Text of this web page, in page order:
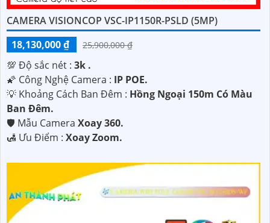
CAMERA VISIONCOP VSC-IP1150R-PSLD (5MP)
18,130,000 ₫
25,900,000 ₫
💯 Độ sắc nét : 3k .
🌠 Công Nghệ Camera : IP POE.
💡 Khoảng Cách Ban Đêm : Hồng Ngoại 150m Có Màu
Ban Ðêm.
🛡 Mẫu Camera Xoay 360.
️🛃 Ưu Điểm : Xoay Zoom.